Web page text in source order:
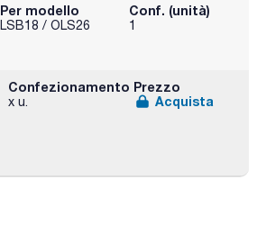
Per modello
LSB18 / OLS26
Conf. (unità)
1
Confezionamento
x u.
Prezzo
Acquista